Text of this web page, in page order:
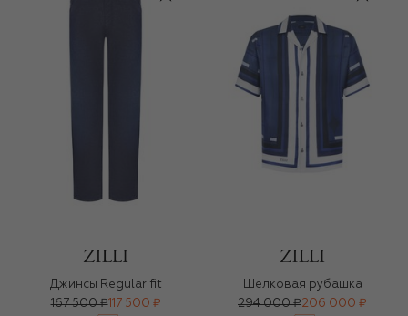
Джинсы Regular fit
167 500 ₽117 500 ₽
Шелковая рубашка
294 000 ₽206 000 ₽